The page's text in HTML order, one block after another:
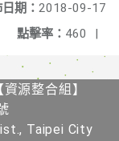
期： 2018-09-17
點擊率： 460 |
源整合組】
Taipei City